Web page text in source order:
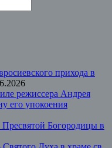
прихода в
режиссера Андрея
его упокоения
Богородицы в